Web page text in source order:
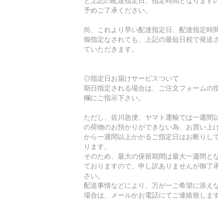
予めご了承ください。
尚、これより早い配達指定日、配達指定時
御指定なされても、上記の最短日程で発送
ていただきます。
◎指定日お届けサービスついて
期日指定される場合は、ご注文フォームの
欄にご指示下さい。
ただし、佐川急便、ヤマト運輸では一週間
の荷物のお預かりができない為、お買い上
から一週間以上かかるご指定日はお断りし
ります。
そのため、最大の保留期間は最大一週間と
ておりますので、申し訳ありませんが御了
さい。
配送事情などにより、万が一ご希望に添え
場合は、メールかお電話にてご連絡致します